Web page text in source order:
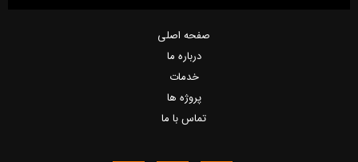
صفحه اصلی
درباره ما
خدمات
پروژه ها
تماس با ما